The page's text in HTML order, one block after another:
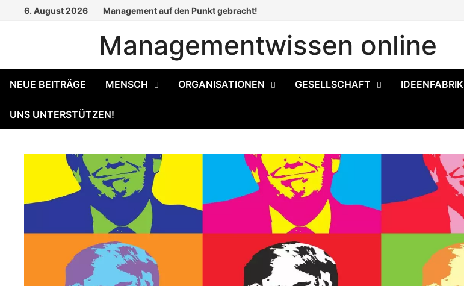
6. August 2026 Management auf den Punkt gebracht!
Managementwissen online
NEUE BEITRÄGE MENSCH ORGANISATIONEN GESELLSCHAFT IDEENFABRIK
UNS UNTERSTÜTZEN!